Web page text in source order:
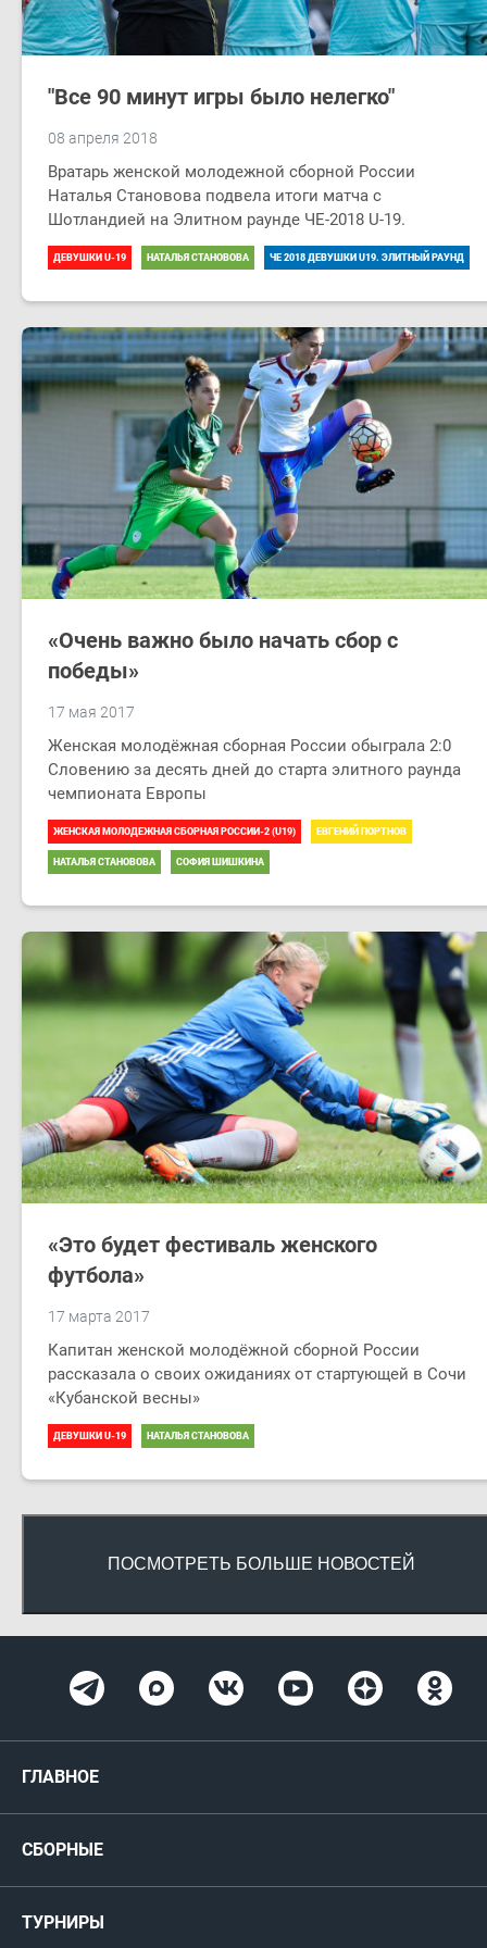
08 апреля 2018
"Все 90 минут игры было нелегко"
Вратарь женской молодежной сборной России
Наталья Становова подвела итоги матча с
Шотландией на Элитном раунде ЧЕ-2018 U-19.
ДЕВУШКИ U-19 НАТАЛЬЯ СТАНОВОВА ЧЕ 2018 ДЕВУШКИ U19. ЭЛИТНЫЙ РАУНД
17 мая 2017
«Очень важно было начать сбор с
победы»
Женская молодёжная сборная России обыграла 2:0
Словению за десять дней до старта элитного раунда
чемпионата Европы
ЖЕНСКАЯ МОЛОДЕЖНАЯ СБОРНАЯ РОССИИ-2 (U19) ЕВГЕНИЙ ПОРТНОВ
НАТАЛЬЯ СТАНОВОВА СОФИЯ ШИШКИНА
17 марта 2017
«Это будет фестиваль женского
футбола»
Капитан женской молодёжной сборной России
рассказала о своих ожиданиях от стартующей в Сочи
«Кубанской весны»
ДЕВУШКИ U-19 НАТАЛЬЯ СТАНОВОВА
ПОСМОТРЕТЬ БОЛЬШЕ НОВОСТЕЙ
ГЛАВНОЕ
Карта болельщика
СБОРНЫЕ
ТУРНИРЫ